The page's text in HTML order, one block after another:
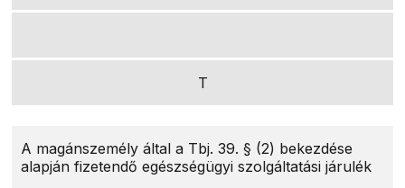
T
A magánszemély által a Tbj. 39. § (2) bekezdése
alapján fizetendő egészségügyi szolgáltatási járulék